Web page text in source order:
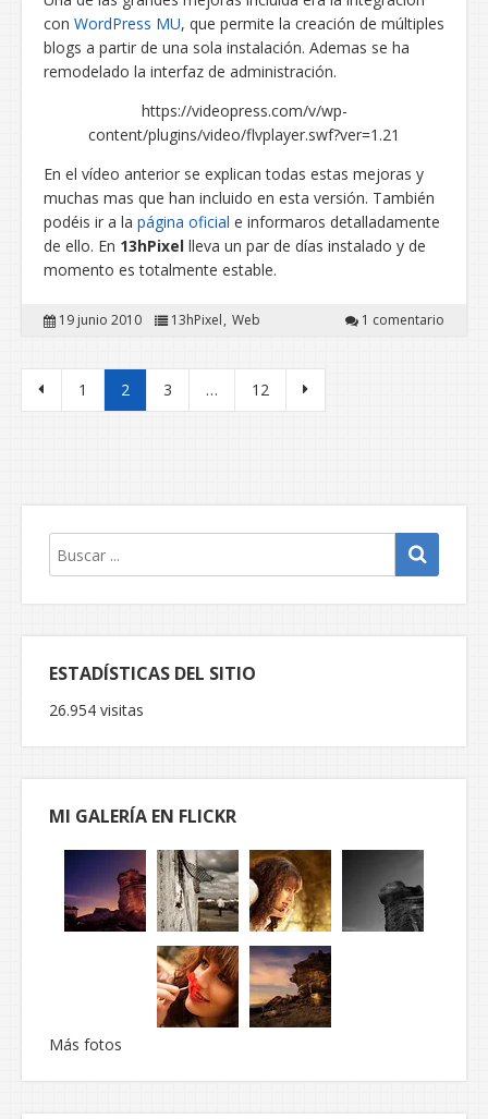
con WordPress MU, que permite la creación de múltiples
blogs a partir de una sola instalación. Ademas se ha
remodelado la interfaz de administración.
https://videopress.com/v/wp-
content/plugins/video/flvplayer.swf?ver=1.21
En el vídeo anterior se explican todas estas mejoras y
muchas mas que han incluido en esta versión. También
podéis ir a la página oficial e informaros detalladamente
de ello. En 13hPixel lleva un par de días instalado y de
momento es totalmente estable.
19 junio 2010 13hPixel Web 1 comentario
Paginación de entradas
1 2 3 … 12
ESTADÍSTICAS DEL SITIO
26.954 visitas
MI GALERÍA EN FLICKR
Más fotos